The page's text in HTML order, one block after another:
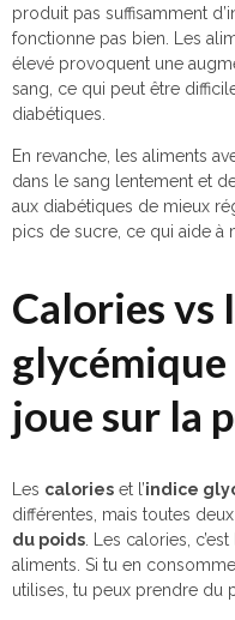
produit pas suffisamment
fonctionne pas bien. Les
élevé provoquent une
sang, ce qui peut être
diabétiques.
En revanche, les aliments
dans le sang lentement et
aux diabétiques de mieux
pics de sucre, ce qui aide à
Calories vs
glycémique
joue sur la
Les calories et l’indice
différentes, mais toutes
du poids . Les calories,
aliments. Si tu en
utilises, tu peux prendre du